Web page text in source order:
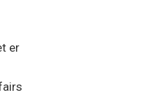
er